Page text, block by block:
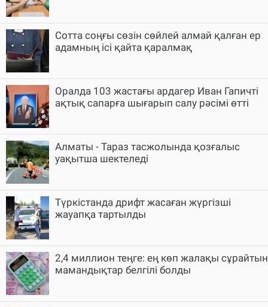
Cотта соңғы сөзін сөйлей алмай қалған ер
адамның ісі қайта қаралмақ
Оралда 103 жастағы ардагер Иван Гапичті
ақтық сапарға шығарып салу рәсімі өтті
Алматы - Тараз тасжолында қозғалыс
уақытша шектеледі
Түркістанда дрифт жасаған жүргізші
жауапқа тартылды
2,4 миллион теңге: ең көп жалақы сұрайтын
мамандықтар белгілі болды